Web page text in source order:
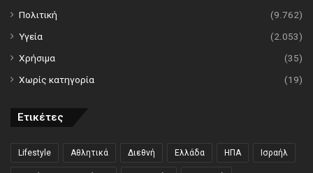
Πολιτική
(9.762)
Υγεία
(2.053)
Χρήσιμα
(35)
Χωρίς κατηγορία
(19)
Ετικέτες
Lifestyle Αθλητικά Διεθνή Ελλάδα ΗΠΑ Ισραήλ